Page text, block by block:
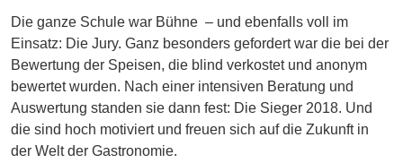
Die ganze Schule war Bühne – und ebenfalls voll im
Einsatz: Die Jury. Ganz besonders gefordert war die bei der
Bewertung der Speisen, die blind verkostet und anonym
bewertet wurden. Nach einer intensiven Beratung und
Auswertung standen sie dann fest: Die Sieger 2018. Und
die sind hoch motiviert und freuen sich auf die Zukunft in
der Welt der Gastronomie.